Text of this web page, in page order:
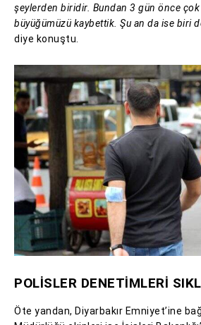
şeylerden biridir. Bundan 3 gün önce
büyüğümüzü kaybettik. Şu an da ise biri
diye konuştu.
POLİSLER DENETİMLERİ
Öte yandan, Diyarbakır Emniyet’ine